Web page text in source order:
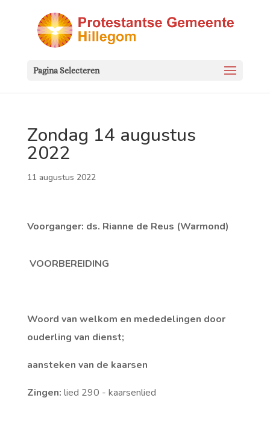
Pagina Selecteren
Zondag 14 augustus
2022
11 augustus 2022
Voorganger: ds. Rianne de Reus (Warmond)
VOORBEREIDING
Woord van welkom en mededelingen door
ouderling van dienst;
aansteken van de kaarsen
Zingen: lied 290 - kaarsenlied